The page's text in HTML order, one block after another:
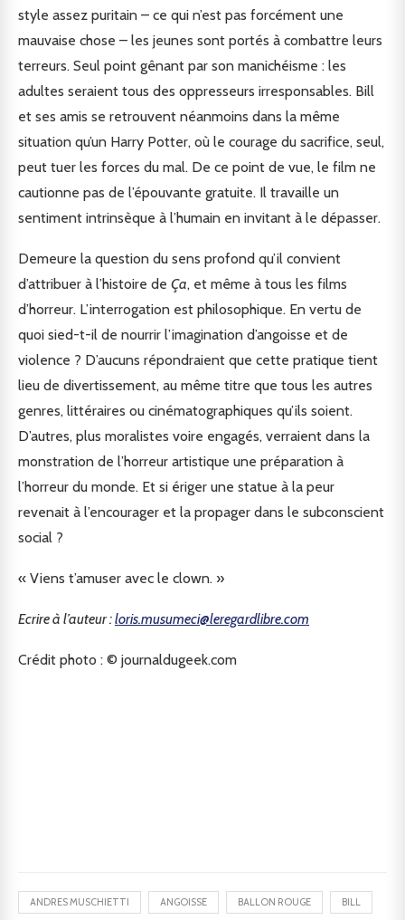
style assez puritain – ce qui n’est pas forcément une
mauvaise chose – les jeunes sont portés à combattre leurs
terreurs. Seul point gênant par son manichéisme : les
adultes seraient tous des oppresseurs irresponsables. Bill
et ses amis se retrouvent néanmoins dans la même
situation qu’un Harry Potter, où le courage du sacrifice, seul,
peut tuer les forces du mal. De ce point de vue, le film ne
cautionne pas de l’épouvante gratuite. Il travaille un
sentiment intrinsèque à l’humain en invitant à le dépasser.
Demeure la question du sens profond qu’il convient
d’attribuer à l’histoire de Ça, et même à tous les films
d’horreur. L’interrogation est philosophique. En vertu de
quoi sied-t-il de nourrir l’imagination d’angoisse et de
violence ? D’aucuns répondraient que cette pratique tient
lieu de divertissement, au même titre que tous les autres
genres, littéraires ou cinématographiques qu’ils soient.
D’autres, plus moralistes voire engagés, verraient dans la
monstration de l’horreur artistique une préparation à
l’horreur du monde. Et si ériger une statue à la peur
revenait à l’encourager et la propager dans le subconscient
social ?
« Viens t’amuser avec le clown. »
Ecrire à l’auteur :loris.musumeci@leregardlibre.com
Crédit photo : © journaldugeek.com
ANDRES MUSCHIETTI ANGOISSE BALLON ROUGE BILL